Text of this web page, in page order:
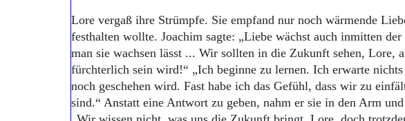
Lore vergaß ihre Strümpfe. Sie empfand nur noch wärmende
festhalten wollte. Joachim sagte: „Liebe wächst auch inmitten
man sie wachsen lässt ... Wir sollten in die Zukunft sehen, Lore,
fürchterlich sein wird!“ „Ich beginne zu lernen. Ich erwarte
noch geschehen wird. Fast habe ich das Gefühl, dass wir zu
sind.“ Anstatt eine Antwort zu geben, nahm er sie in den Arm und